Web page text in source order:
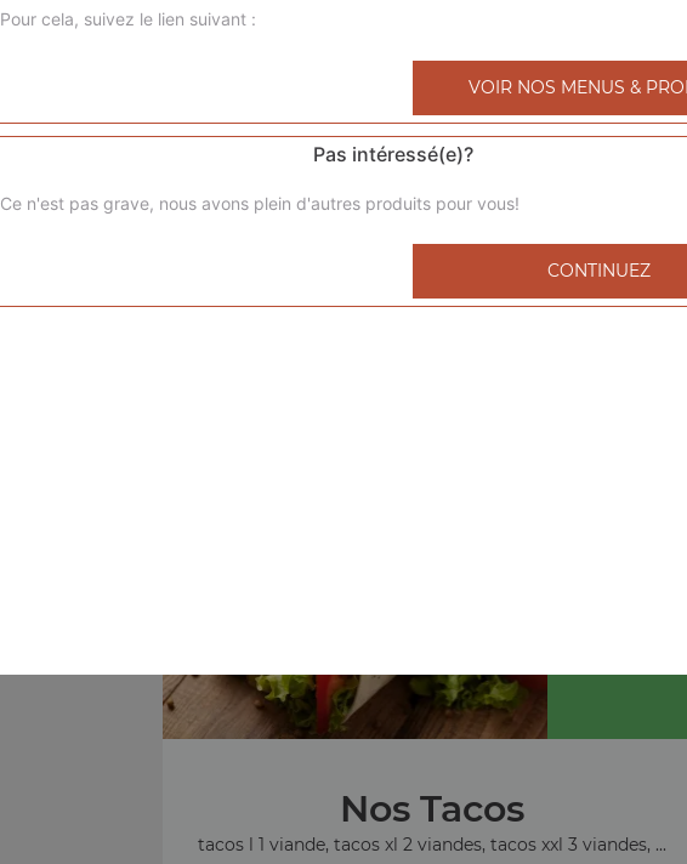
menu
Nos Burgers
menu
Nos Tacos
tacos l 1 viande, tacos xl 2 viandes, tacos xxl 3 viandes, ...
Pour cela, suivez le lien suivant :
VOIR NOS MENUS &
Pas intéressé(e)?
Ce n'est pas grave, nous avons plein d'autres produits pour vous!
CONTINUEZ